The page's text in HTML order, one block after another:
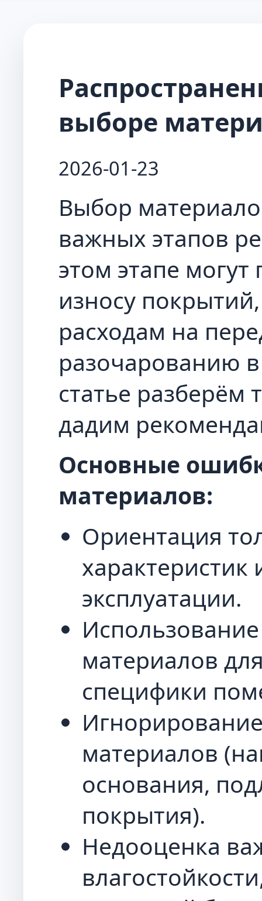
выборе
2026-01-23
Выбор
важных этапов
этом этапе
износу
расходам на
разочарованию в
статье
дадим
Основные
материалов:
Ориентация
характеристик
эксплуатации.
материалов
специфики
материалов
основания,
покрытия).
Недооценка